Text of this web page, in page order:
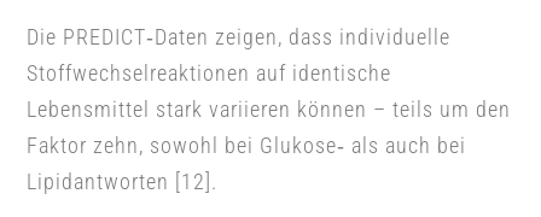
Die PREDICT‑Daten zeigen, dass individuelle
Stoffwechselreaktionen auf identische
Lebensmittel stark variieren können – teils um den
Faktor zehn, sowohl bei Glukose‑ als auch bei
Lipidantworten [12].